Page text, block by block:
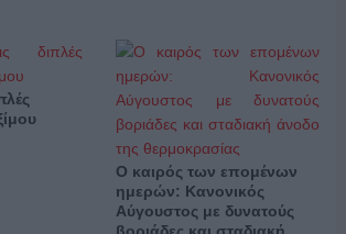
Ο καιρός των επομένων
ημερών: Κανονικός
Αύγουστος με δυνατούς